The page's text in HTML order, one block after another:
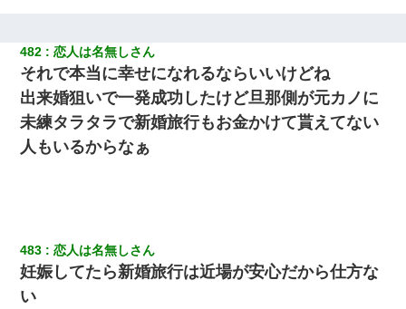
卒業を控えた年の1月末、車にひかれて看護師になれなくなった。
転職先が決まったので退職の意思を伝えたら。上司「無責任」
「簡単には辞めさせない」私（どうせ辞めるし…）→ 思いっきり
反論をしてみた
旋のアパートに行け」→ 旦那が義兄に通報したら「志望校を変え
ろ！」とキレて・・・
482 恋人は名無しさん
それで本当に幸せになれるならいいけどね
出来婚狙いで一発成功したけど旦那側が元カノに
未練タラタラで新婚旅行もお金かけて貰えてない
人もいるからなぁ
483 恋人は名無しさん
妊娠してたら新婚旅行は近場が安心だから仕方な
い